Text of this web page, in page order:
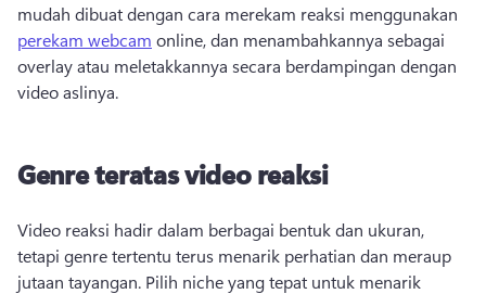
mudah dibuat dengan cara merekam reaksi menggunakan
perekam webcam online, dan menambahkannya sebagai
overlay atau meletakkannya secara berdampingan dengan
video aslinya.
Genre teratas video reaksi
Video reaksi hadir dalam berbagai bentuk dan ukuran,
tetapi genre tertentu terus menarik perhatian dan meraup
jutaan tayangan. Pilih niche yang tepat untuk menarik